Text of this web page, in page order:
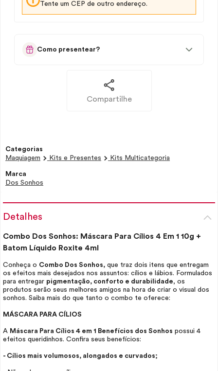
Tente um CEP de outro endereço.
Como presentear?
Compartilhe
Categorias
Maquiagem
Kits e Presentes Kits Multicategoria
Marca
Dos Sonhos
Detalhes
Combo Dos Sonhos: Máscara Para Cílios 4 Em 1 10g +
Batom Líquido Roxite 4ml
Conheça o Combo Dos Sonhos, que traz dois itens que entregam
os efeitos mais desejados nos assuntos: cílios e lábios. Formulados
para entregar pigmentação, conforto e durabilidade, os
produtos serão seus melhores amigos na hora de criar o visual dos
sonhos. Saiba mais do que tanto o combo te oferece:
MÁSCARA PARA CÍLIOS
A Máscara Para Cílios 4 em 1 Benefícios dos Sonhos possui 4
efeitos queridinhos. Confira seus benefícios:
- Cílios mais volumosos, alongados e curvados;